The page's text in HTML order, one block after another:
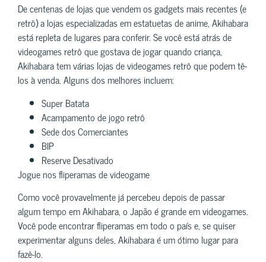
De centenas de lojas que vendem os gadgets mais recentes (e
retrô) a lojas especializadas em estatuetas de anime, Akihabara
está repleta de lugares para conferir. Se você está atrás de
videogames retrô que gostava de jogar quando criança,
Akihabara tem várias lojas de videogames retrô que podem tê-
los à venda. Alguns dos melhores incluem:
Super Batata
Acampamento de jogo retrô
Sede dos Comerciantes
BIP
Reserve Desativado
Jogue nos fliperamas de videogame
Como você provavelmente já percebeu depois de passar
algum tempo em Akihabara, o Japão é grande em videogames.
Você pode encontrar fliperamas em todo o país e, se quiser
experimentar alguns deles, Akihabara é um ótimo lugar para
fazê-lo.